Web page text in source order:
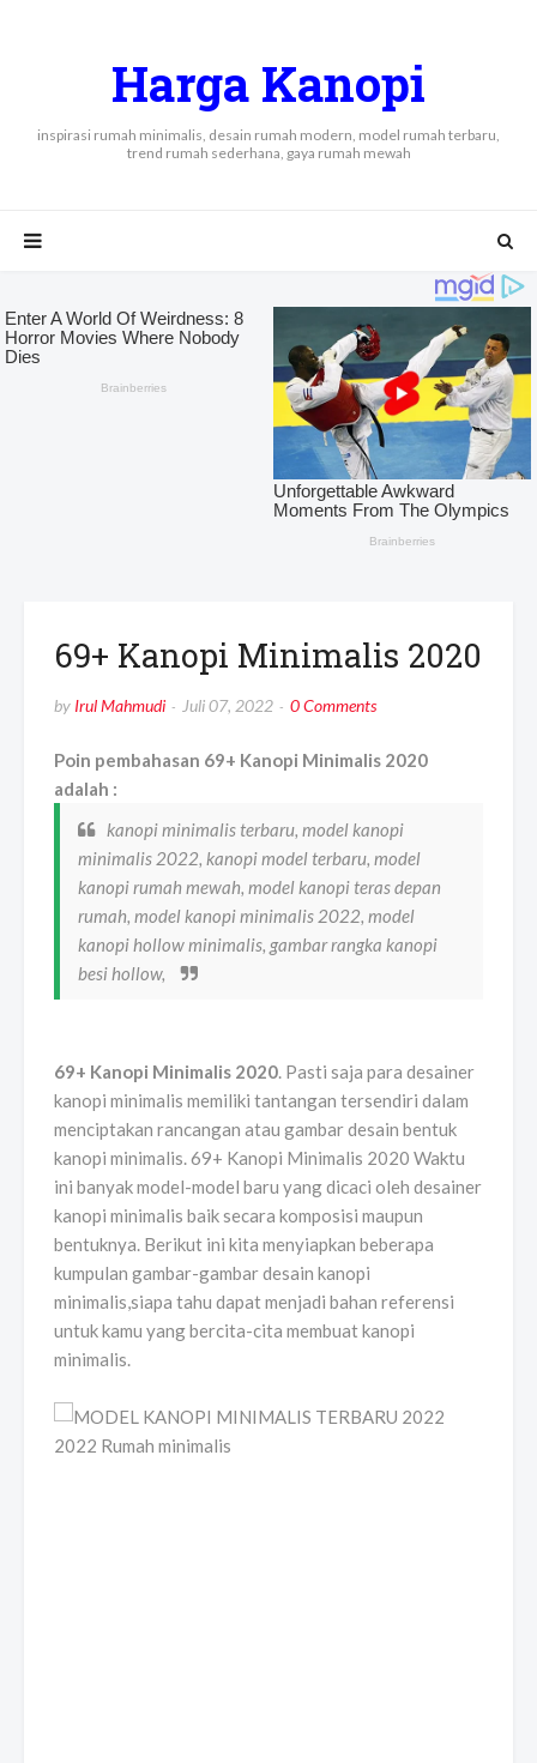
Harga Kanopi
inspirasi rumah minimalis, desain rumah modern, model rumah terbaru,
trend rumah sederhana, gaya rumah mewah
69+ Kanopi Minimalis 2020
by Irul Mahmudi Juli 07, 2022 0 Comments
Poin pembahasan 69+ Kanopi Minimalis 2020
adalah :
kanopi minimalis terbaru, model kanopi
minimalis 2022, kanopi model terbaru, model
kanopi rumah mewah, model kanopi teras depan
rumah, model kanopi minimalis 2022, model
kanopi hollow minimalis, gambar rangka kanopi
besi hollow,
69+ Kanopi Minimalis 2020. Pasti saja para desainer
kanopi minimalis memiliki tantangan tersendiri dalam
menciptakan rancangan atau gambar desain bentuk
kanopi minimalis. 69+ Kanopi Minimalis 2020 Waktu
ini banyak model-model baru yang dicaci oleh desainer
kanopi minimalis baik secara komposisi maupun
bentuknya. Berikut ini kita menyiapkan beberapa
kumpulan gambar-gambar desain kanopi
minimalis,siapa tahu dapat menjadi bahan referensi
untuk kamu yang bercita-cita membuat kanopi
minimalis.